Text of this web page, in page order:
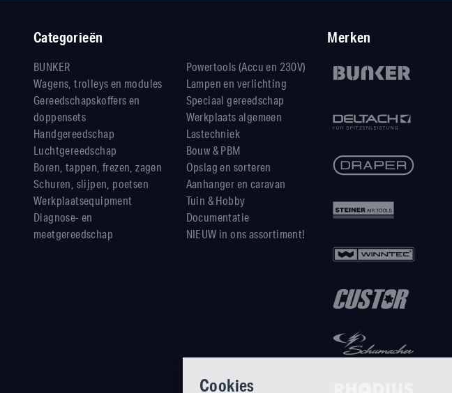
Categorieën
BUNKER
Wagens, trolleys en modules
Gereedschapskoffers en
doppensets
Handgereedschap
Luchtgereedschap
Boren, tappen, frezen, zagen
Schuren, slijpen, poetsen
Werkplaatsequipment
Diagnose- en
meetgereedschap
Powertools (Accu en 230V)
Lampen en verlichting
Speciaal gereedschap
Werkplaats algemeen
Lastechniek
Bouw & PBM
Opslag en sorteren
Aanhanger en caravan
Tuin & Hobby
Documentatie
NIEUW in ons assortiment!
Merken
Cookies